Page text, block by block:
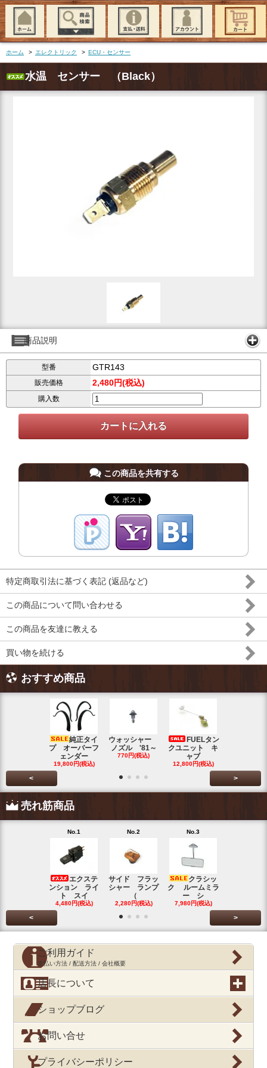
ホーム > エレクトリック > ECU・センサー
水温 センサー （Black）
商品説明
型番 GTR143
販売価格 2,480円(税込)
購入数
この商品を共有する
特定商取引法に基づく表記 (返品など)
この商品について問い合わせる
この商品を友達に教える
買い物を続ける
おすすめ商品
純正タイ
プ オーバーフ
ェンダー
19,800円(税込)
ウォッシャー
ノズル '81～
770円(税込)
FUELタン
クユニット キ
ャブ
12,800円(税込)
< >
売れ筋商品
No.1
エクステ
ンション ライ
ト スイ
4,480円(税込)
No.2
サイド フラッ
シャー ランプ
（
2,280円(税込)
No.3
クラシッ
ク ルームミラ
ー シ
7,980円(税込)
< >
ご利用ガイド
支払い方法 / 配送方法 / 会社概要
店長について
ショップブログ
お問い合せ
プライバシーポリシー